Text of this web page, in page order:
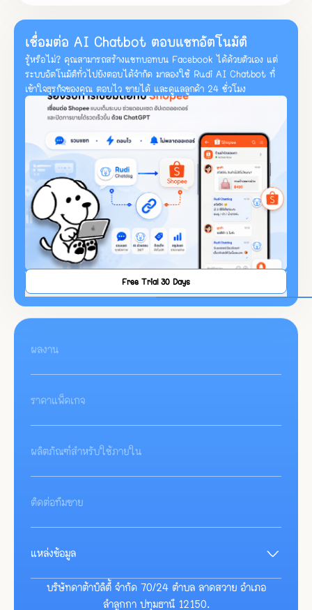
เชื่อมต่อ AI Chatbot ตอบแชทอัตโนมัติ
รู้หรือไม่? คุณสามารถสร้างแชทบอทบน Facebook ได้ด้วยตัวเอง แต่
ระบบอัตโนมัติทั่วไปยังตอบได้จำกัด มาลองใช้ Rudi AI Chatbot ที่
เข้าใจธุรกิจของคุณ ตอบไว ขายได้ และดูแลลูกค้า 24 ชั่วโมง
Free Trial 30 Days
ผลงาน
ราคาแพ็คเกจ
ผลิตภัณฑ์สำหรับใช้ภายใน
ติดต่อทีมขาย
แหล่งข้อมูล
บทความแนะนำ
บริษัทดาต้าบิลิตี้ จำกัด 70/24 ตำบล ลาดสวาย อำเภอ
ลำลูกกา ปทุมธานี 12150.